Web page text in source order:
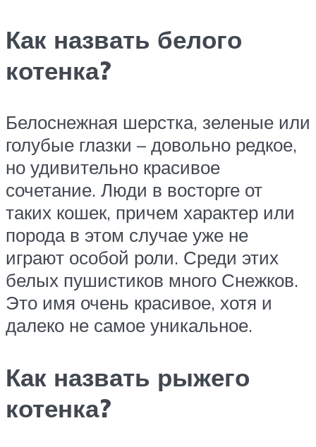
Как назвать белого
котенка?
Белоснежная шерстка, зеленые или
голубые глазки – довольно редкое,
но удивительно красивое
сочетание. Люди в восторге от
таких кошек, причем характер или
порода в этом случае уже не
играют особой роли. Среди этих
белых пушистиков много Снежков.
Это имя очень красивое, хотя и
далеко не самое уникальное.
Как назвать рыжего
котенка?